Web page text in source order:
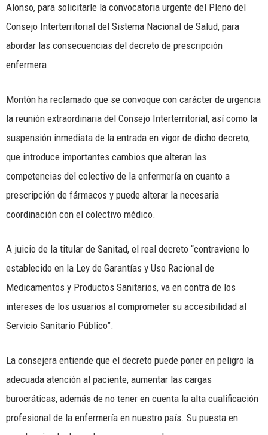
Alonso, para solicitarle la convocatoria urgente del Pleno del
Consejo Interterritorial del Sistema Nacional de Salud, para
abordar las consecuencias del decreto de prescripción
enfermera.
Montón ha reclamado que se convoque con carácter de urgencia
la reunión extraordinaria del Consejo Interterritorial, así como la
suspensión inmediata de la entrada en vigor de dicho decreto,
que introduce importantes cambios que alteran las
competencias del colectivo de la enfermería en cuanto a
prescripción de fármacos y puede alterar la necesaria
coordinación con el colectivo médico.
A juicio de la titular de Sanitad, el real decreto “contraviene lo
establecido en la Ley de Garantías y Uso Racional de
Medicamentos y Productos Sanitarios, va en contra de los
intereses de los usuarios al comprometer su accesibilidad al
Servicio Sanitario Público”.
La consejera entiende que el decreto puede poner en peligro la
adecuada atención al paciente, aumentar las cargas
burocráticas, además de no tener en cuenta la alta cualificación
profesional de la enfermería en nuestro país. Su puesta en